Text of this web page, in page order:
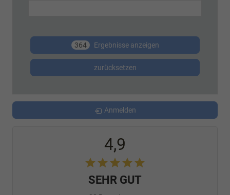
364 Ergebnisse anzeigen
zurücksetzen
Anmelden
4,9
SEHR GUT